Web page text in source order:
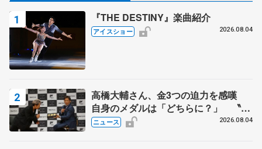
『THE DESTINY』楽曲紹介
アイスショー 2026.08.04
高橋大輔さん、金3つの迫力を感嘆
自身のメダルは「どちらに？」 〝リ
ス兄弟〟オリンピック3連覇の野村忠
ニュース 2026.08.04